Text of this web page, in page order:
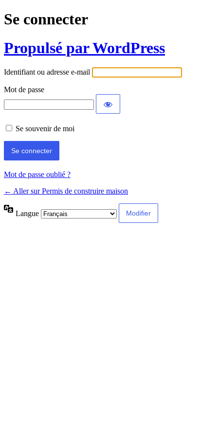
Se connecter
Propulsé par WordPress
Identifiant ou adresse e-mail
Mot de passe
Se souvenir de moi
Mot de passe oublié ?
← Aller sur Permis de construire maison
Langue